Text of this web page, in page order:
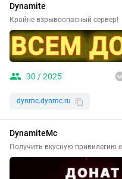
Dynamite
Крайне взрывоопасный сервер!
30 / 2025
dynmc.dynmc.ru
DynamiteMc
Получить вкусную привилегию